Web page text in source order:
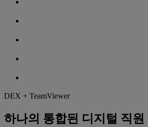
DEX + TeamViewer
하나의 통합된 디지털 직